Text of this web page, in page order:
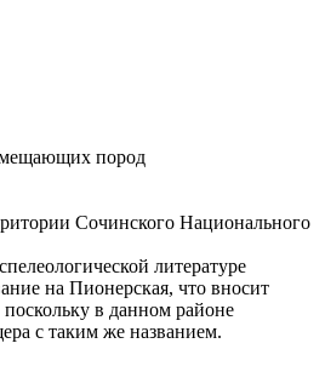
пород
Сочинского Национального
литературе
на Пионерская, что вносит
в данном районе
с таким же названием.